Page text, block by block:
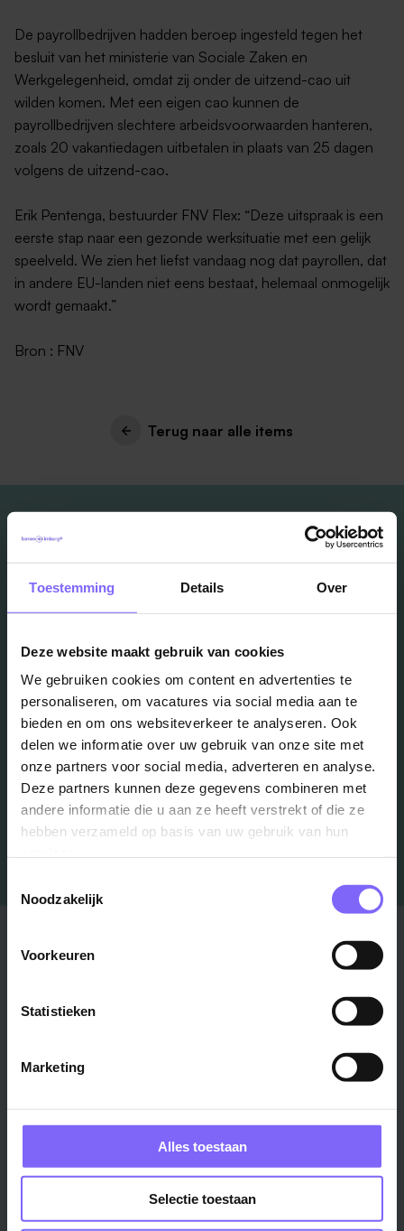
Toestemming Details Over
Deze website maakt gebruik van cookies
We gebruiken cookies om content en advertenties te
personaliseren, om vacatures via social media aan te
bieden en om ons websiteverkeer te analyseren. Ook
delen we informatie over uw gebruik van onze site met
onze partners voor social media, adverteren en analyse.
Deze partners kunnen deze gegevens combineren met
andere informatie die u aan ze heeft verstrekt of die ze
hebben verzameld op basis van uw gebruik van hun
Noodzakelijk
Voorkeuren
Statistieken
Marketing
Alles toestaan
Selectie toestaan
De payrollbedrijven hadden beroep ingesteld tegen het
besluit van het ministerie van Sociale Zaken en
Werkgelegenheid, omdat zij onder de uitzend-cao uit
wilden komen. Met een eigen cao kunnen de
payrollbedrijven slechtere arbeidsvoorwaarden hanteren,
zoals 20 vakantiedagen uitbetalen in plaats van 25 dagen
volgens de uitzend-cao.
Erik Pentenga, bestuurder FNV Flex: “Deze uitspraak is een
eerste stap naar een gezonde werksituatie met een gelijk
speelveld. We zien het liefst vandaag nog dat payrollen, dat
in andere EU-landen niet eens bestaat, helemaal onmogelijk
wordt gemaakt.”
Bron : FNV
Terug naar alle items
Vacatures
in je mailbox?
Schrijf je in en we houden je op de hoogte
Job Alert instellen
Weert ›
Techniek & Productie ›
Functie
Verpleegkundige ›